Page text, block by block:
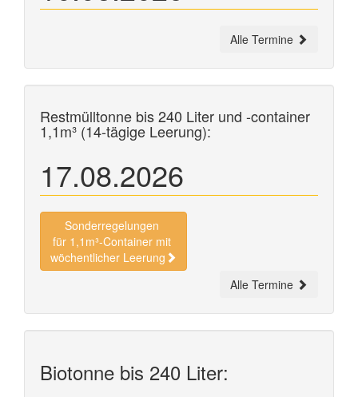
Alle Termine
Restmülltonne bis 240 Liter und -container
1,1m³ (14-tägige Leerung):
17.08.2026
Sonderregelungen
für 1,1m³-Container mit
wöchentlicher Leerung
Alle Termine
Biotonne bis 240 Liter: